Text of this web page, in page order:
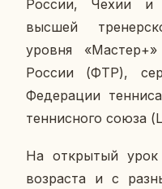
России, Чехии и
высшей
уровня
России (ФТР),
Фе­де­ра­ции
тен­нис­но­го союза
На от­кры­тый урок
воз­рас­та и с